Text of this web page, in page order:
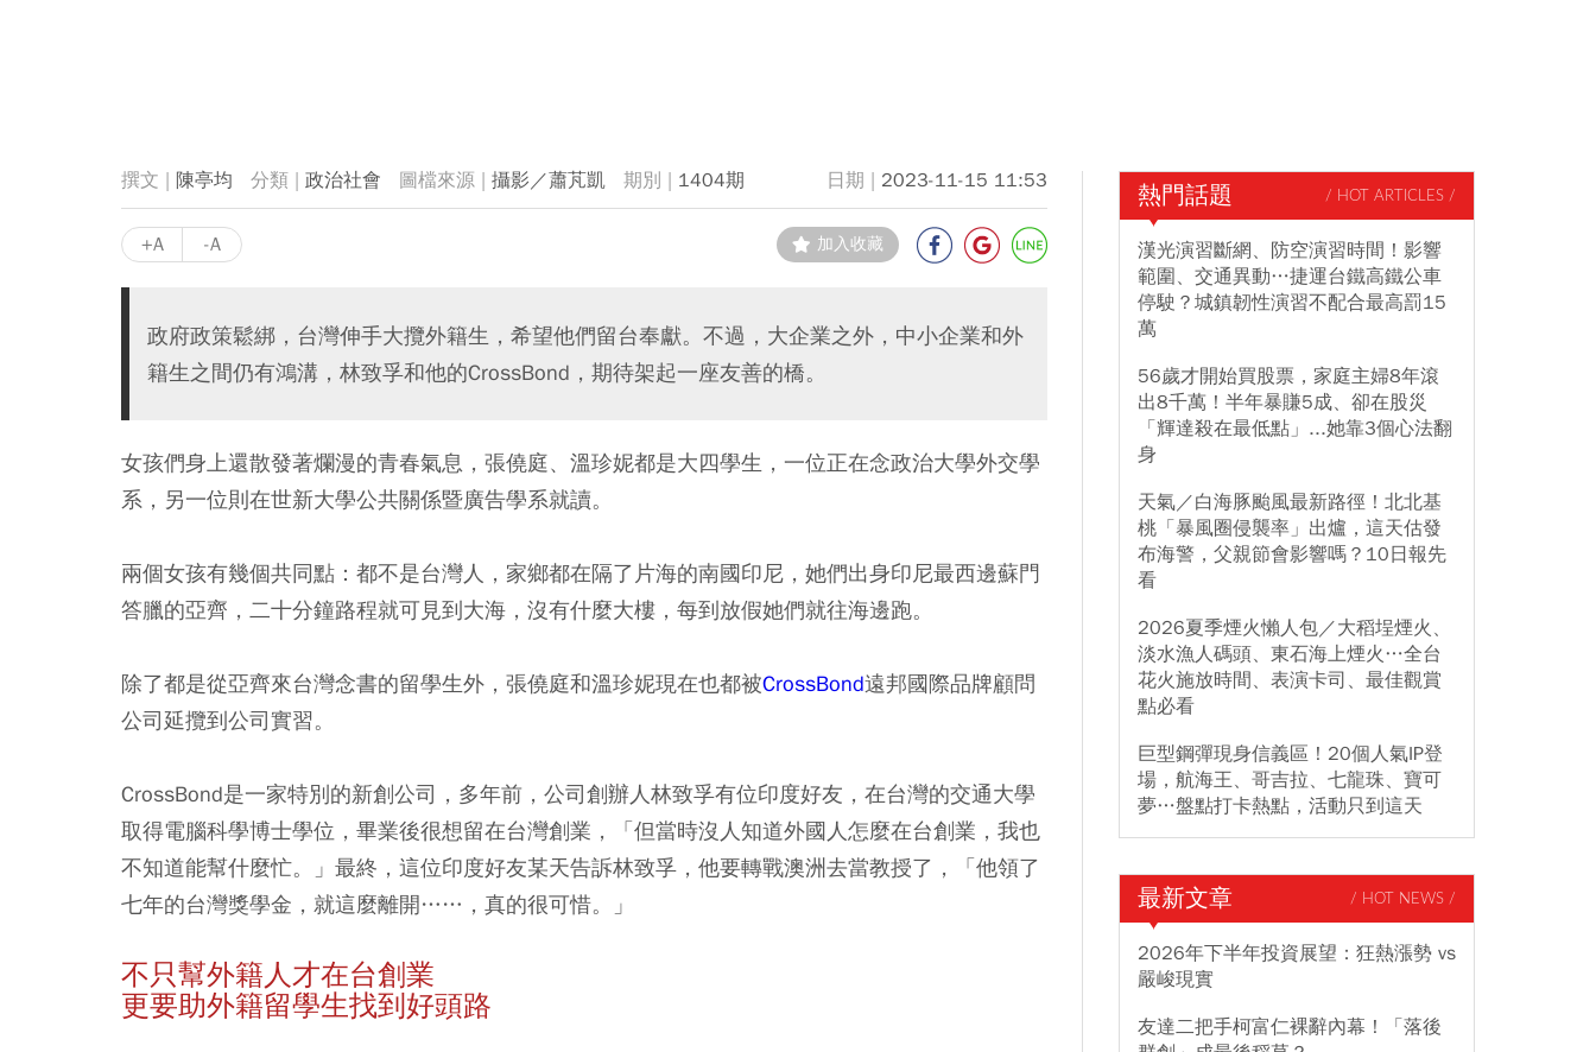
陳亭均 政治社會 攝影／蕭芃凱 1404期 2023-11-15 11:53
+A -A 加入收藏
政府政策鬆綁，台灣伸手大攬外籍生，希望他們留台奉獻。不過，大企業之外，中小企業和外
籍生之間仍有鴻溝，林致孚和他的CrossBond，期待架起一座友善的橋。
女孩們身上還散發著爛漫的青春氣息，張僥庭、溫珍妮都是大四學生，一位正在念政治大學外交學
系，另一位則在世新大學公共關係暨廣告學系就讀。
兩個女孩有幾個共同點：都不是台灣人，家鄉都在隔了片海的南國印尼，她們出身印尼最西邊蘇門
答臘的亞齊，二十分鐘路程就可見到大海，沒有什麼大樓，每到放假她們就往海邊跑。
除了都是從亞齊來台灣念書的留學生外，張僥庭和溫珍妮現在也都被CrossBond遠邦國際品牌顧問
公司延攬到公司實習。
CrossBond是一家特別的新創公司，多年前，公司創辦人林致孚有位印度好友，在台灣的交通大學
取得電腦科學博士學位，畢業後很想留在台灣創業，「但當時沒人知道外國人怎麼在台創業，我也
不知道能幫什麼忙。」最終，這位印度好友某天告訴林致孚，他要轉戰澳洲去當教授了，「他領了
七年的台灣獎學金，就這麼離開……，真的很可惜。」
不只幫外籍人才在台創業
更要助外籍留學生找到好頭路
熱門話題 / HOT ARTICLES /
漢光演習斷網、防空演習時間！影響
範圍、交通異動…捷運台鐵高鐵公車
停駛？城鎮韌性演習不配合最高罰15
萬
56歲才開始買股票，家庭主婦8年滾
出8千萬！半年暴賺5成、卻在股災
「輝達殺在最低點」...她靠3個心法翻
身
天氣／白海豚颱風最新路徑！北北基
桃「暴風圈侵襲率」出爐，這天估發
布海警，父親節會影響嗎？10日報先
看
2026夏季煙火懶人包／大稻埕煙火、
淡水漁人碼頭、東石海上煙火…全台
花火施放時間、表演卡司、最佳觀賞
點必看
巨型鋼彈現身信義區！20個人氣IP登
場，航海王、哥吉拉、七龍珠、寶可
夢…盤點打卡熱點，活動只到這天
最新文章 / HOT NEWS /
2026年下半年投資展望：狂熱漲勢 vs
嚴峻現實
友達二把手柯富仁裸辭內幕！「落後